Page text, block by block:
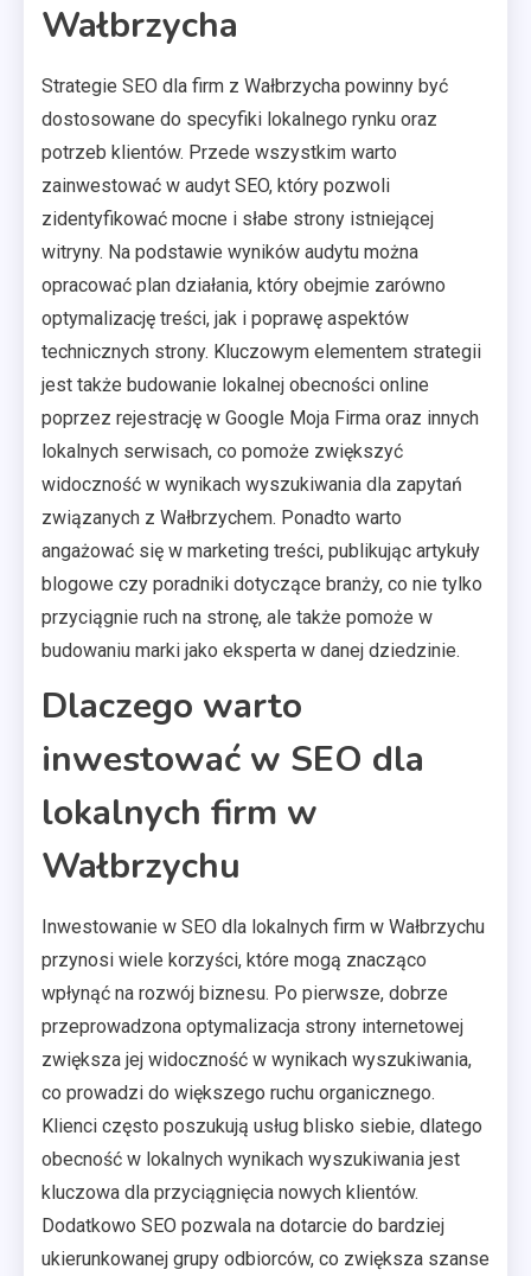
Wałbrzycha
Strategie SEO dla firm z Wałbrzycha powinny być
dostosowane do specyfiki lokalnego rynku oraz
potrzeb klientów. Przede wszystkim warto
zainwestować w audyt SEO, który pozwoli
zidentyfikować mocne i słabe strony istniejącej
witryny. Na podstawie wyników audytu można
opracować plan działania, który obejmie zarówno
optymalizację treści, jak i poprawę aspektów
technicznych strony. Kluczowym elementem strategii
jest także budowanie lokalnej obecności online
poprzez rejestrację w Google Moja Firma oraz innych
lokalnych serwisach, co pomoże zwiększyć
widoczność w wynikach wyszukiwania dla zapytań
związanych z Wałbrzychem. Ponadto warto
angażować się w marketing treści, publikując artykuły
blogowe czy poradniki dotyczące branży, co nie tylko
przyciągnie ruch na stronę, ale także pomoże w
budowaniu marki jako eksperta w danej dziedzinie.
Dlaczego warto
inwestować w SEO dla
lokalnych firm w
Wałbrzychu
Inwestowanie w SEO dla lokalnych firm w Wałbrzychu
przynosi wiele korzyści, które mogą znacząco
wpłynąć na rozwój biznesu. Po pierwsze, dobrze
przeprowadzona optymalizacja strony internetowej
zwiększa jej widoczność w wynikach wyszukiwania,
co prowadzi do większego ruchu organicznego.
Klienci często poszukują usług blisko siebie, dlatego
obecność w lokalnych wynikach wyszukiwania jest
kluczowa dla przyciągnięcia nowych klientów.
Dodatkowo SEO pozwala na dotarcie do bardziej
ukierunkowanej grupy odbiorców, co zwiększa szanse